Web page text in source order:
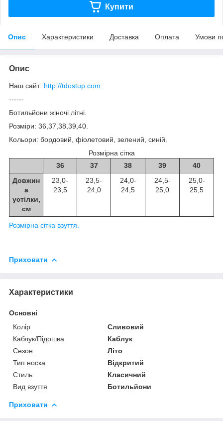
Купити
Опис Характеристики Доставка Оплата Умови
Опис
Наш сайт: http://tdostup.com
------
Ботильйони жіночі літні.
Розміри: 36,37,38,39,40.
Кольори: бордовий, фіолетовий, зелений, синій.
36 37 38 39 40
Розмірна сітка
Довжин
а
устілки,
см
23,0-
23,5
23,5-
24,0
24,0-
24,5
24,5-
25,0
25,0-
25,5
Розмірна сітка взуття.
Приховати
Характеристики
Основні
Колір
Сливовий
Каблук/Підошва
Каблук
Сезон
Літо
Тип носка
Відкритий
Стиль
Класичний
Вид взуття
Ботильйони
Приховати